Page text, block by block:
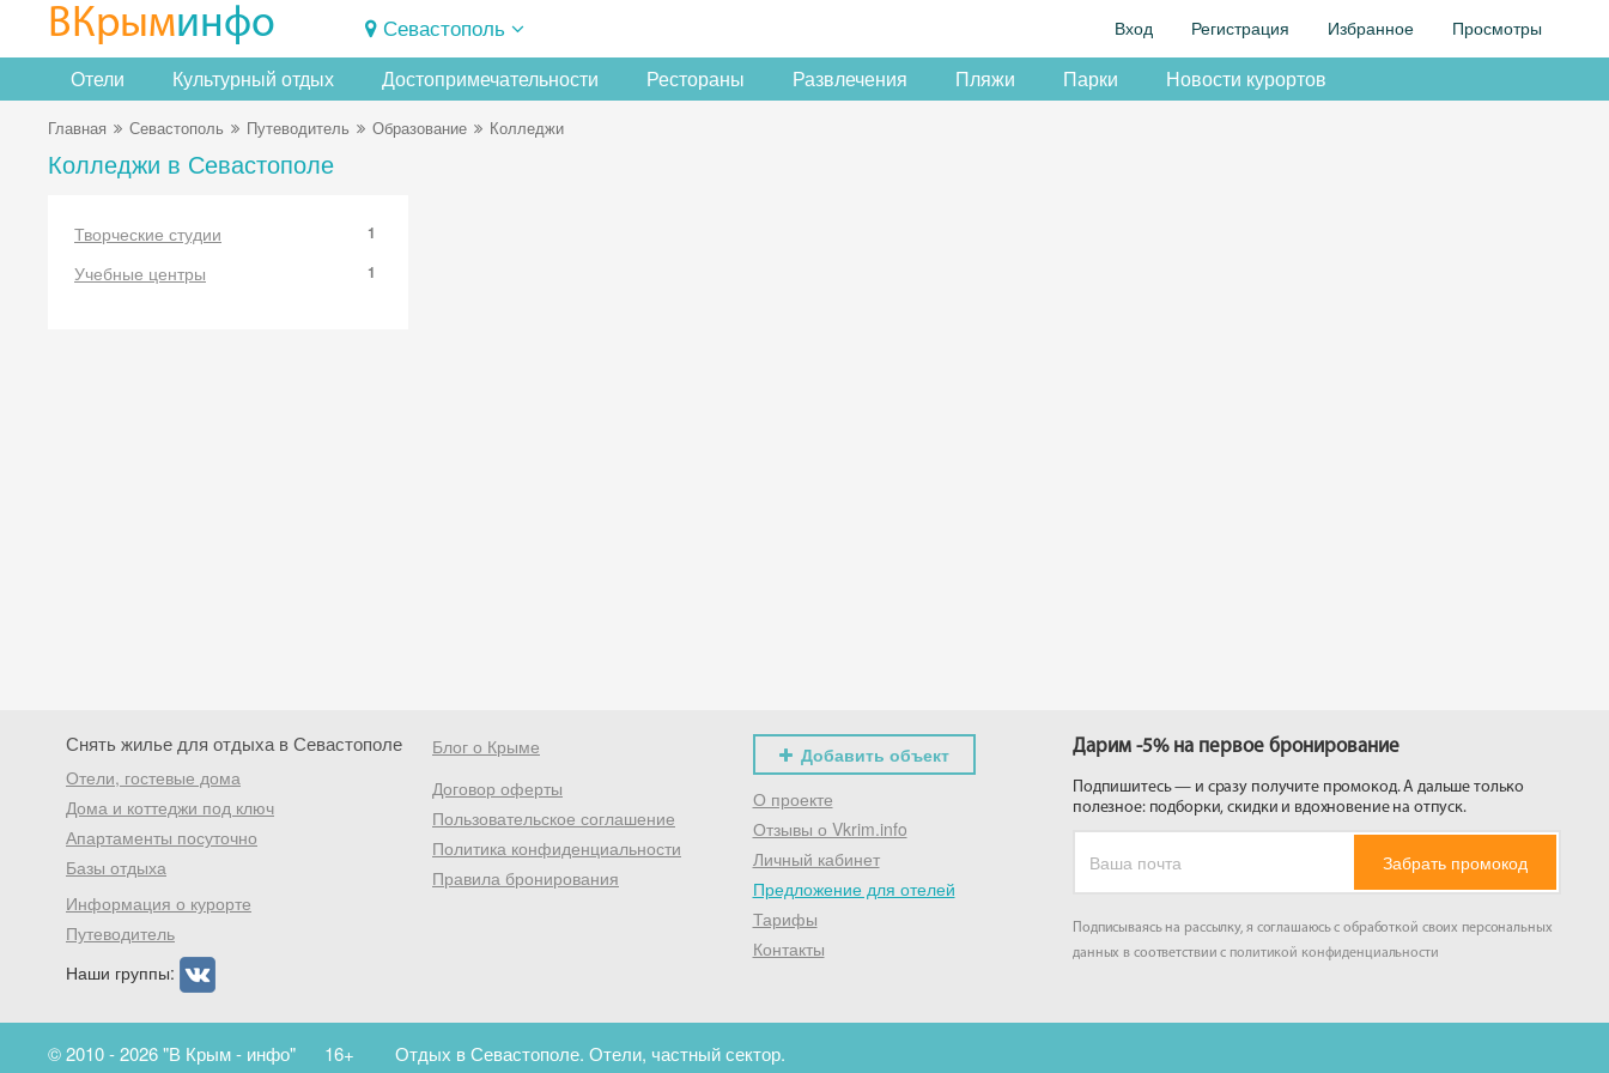
ВКрыминфо Севастополь Вход Регистрация Избранное Просмотры
Отели Культурный отдых Достопримечательности Рестораны Развлечения Пляжи Парки Новости курортов
Главная Севастополь Путеводитель Образование Колледжи
Колледжи в Севастополе
Творческие студии 1
Учебные центры 1
Снять жилье для отдыха в Севастополе
Отели, гостевые дома
Дома и коттеджи под ключ
Апартаменты посуточно
Базы отдыха
Информация о курорте
Путеводитель
Наши группы:
Блог о Крыме
Договор оферты
Пользовательское соглашение
Политика конфиденциальности
Правила бронирования
Добавить объект
О проекте
Отзывы о Vkrim.info
Личный кабинет
Предложение для отелей
Тарифы
Контакты
Дарим -5% на первое бронирование
Подпишитесь — и сразу получите промокод. А дальше только
полезное: подборки, скидки и вдохновение на отпуск.
Забрать промокод
Подписываясь на рассылку, я соглашаюсь с обработкой своих персональных
данных в соответствии с политикой конфиденциальности
© 2010 - 2026 "В Крым - инфо" 16+ Отдых в Севастополе. Отели, частный сектор.